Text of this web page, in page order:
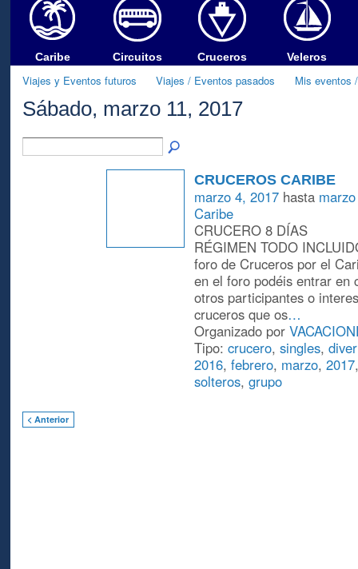
Caribe Circuitos Cruceros Veleros
Viajes y Eventos futuros Viajes / Eventos pasados Mis eventos
Sábado, marzo 11, 2017
CRUCEROS CARIBE
marzo 4, 2017hasta
Caribe
CRUCERO 8 DÍAS
RÉGIMEN TODO
foro de Cruceros por el
en el foro podéis entrar en
otros participantes o
cruceros que os…
Organizado por
Tipo: crucero, singles,
2016, febrero, marzo, 2017
solteros, grupo
< Anterior